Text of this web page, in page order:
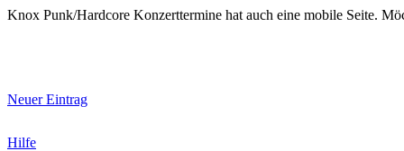
Knox Punk/Hardcore Konzerttermine hat auch eine mobile Seite.
Neuer Eintrag
Hilfe